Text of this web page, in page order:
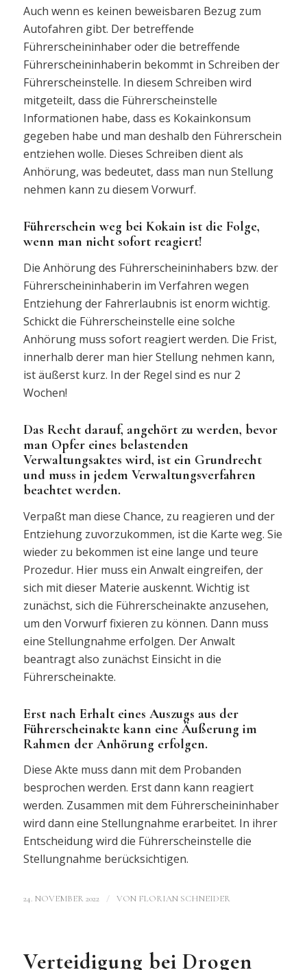
Auch wenn es keinen beweisbaren Bezug zum
Autofahren gibt. Der betreffende
Führerscheininhaber oder die betreffende
Führerscheininhaberin bekommt in Schreiben der
Führerscheinstelle. In diesem Schreiben wird
mitgeteilt, dass die Führerscheinstelle
Informationen habe, dass es Kokainkonsum
gegeben habe und man deshalb den Führerschein
entziehen wolle. Dieses Schreiben dient als
Anhörung, was bedeutet, dass man nun Stellung
nehmen kann zu diesem Vorwurf.
Führerschein weg bei Kokain ist die Folge,
wenn man nicht sofort reagiert!
Die Anhörung des Führerscheininhabers bzw. der
Führerscheininhaberin im Verfahren wegen
Entziehung der Fahrerlaubnis ist enorm wichtig.
Schickt die Führerscheinstelle eine solche
Anhörung muss sofort reagiert werden. Die Frist,
innerhalb derer man hier Stellung nehmen kann,
ist äußerst kurz. In der Regel sind es nur 2
Wochen!
Das Recht darauf, angehört zu werden, bevor
man Opfer eines belastenden
Verwaltungsaktes wird, ist ein Grundrecht
und muss in jedem Verwaltungsverfahren
beachtet werden.
Verpaßt man diese Chance, zu reagieren und der
Entziehung zuvorzukommen, ist die Karte weg. Sie
wieder zu bekommen ist eine lange und teure
Prozedur. Hier muss ein Anwalt eingreifen, der
sich mit dieser Materie auskennt. Wichtig ist
zunächst, sich die Führerscheinakte anzusehen,
um den Vorwurf fixieren zu können. Dann muss
eine Stellungnahme erfolgen. Der Anwalt
beantragt also zunächst Einsicht in die
Führerscheinakte.
Erst nach Erhalt eines Auszugs aus der
Führerscheinakte kann eine Äußerung im
Rahmen der Anhörung erfolgen.
Diese Akte muss dann mit dem Probanden
besprochen werden. Erst dann kann reagiert
werden. Zusammen mit dem Führerscheininhaber
wird dann eine Stellungnahme erarbeitet. In ihrer
Entscheidung wird die Führerscheinstelle die
Stellungnahme berücksichtigen.
24. NOVEMBER 2022 / VON FLORIAN SCHNEIDER
Verteidigung bei Drogen